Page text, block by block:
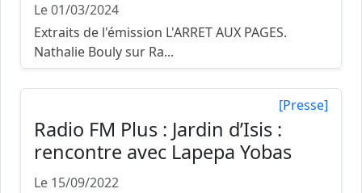
Le 01/03/2024
Extraits de l'émission L'ARRET AUX PAGES.
Nathalie Bouly sur Ra...
[Presse]
Radio FM Plus : Jardin d’Isis :
rencontre avec Lapepa Yobas
Le 15/09/2022